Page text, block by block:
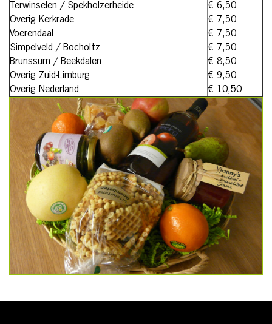
Terwinselen / Spekholzerheide
€ 6,50
Overig Kerkrade
€ 7,50
Voerendaal
€ 7,50
Simpelveld / Bocholtz
€ 7,50
Brunssum / Beekdalen
€ 8,50
Overig Zuid-Limburg
€ 9,50
Overig Nederland
€ 10,50